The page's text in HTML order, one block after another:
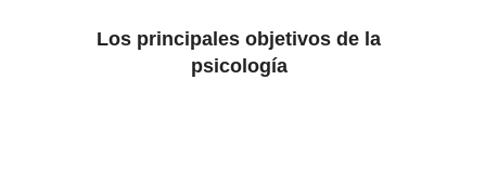
Los principales objetivos de la
psicología